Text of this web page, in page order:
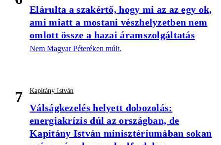
Elárulta a szakértő, hogy mi az az egy ok,
ami miatt a mostani vészhelyzetben nem
omlott össze a hazai áramszolgáltatás
Nem Magyar Péteréken múlt.
7 Kapitány István
Válságkezelés helyett dobozolás:
energiakrízis dúl az országban, de
Kapitány István minisztériumában sokan